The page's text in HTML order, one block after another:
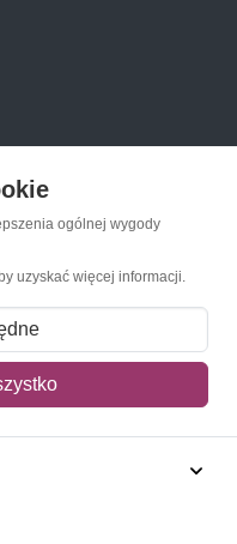
ogólnej wygody
uzyskać więcej informacji.